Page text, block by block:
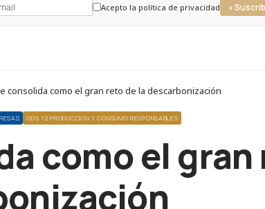
Acepto la política de privacidad »
consolida como el gran reto de la descarbonización
ODS 12 PRODUCCIÓN Y CONSUMO RESPONSABLES
como el